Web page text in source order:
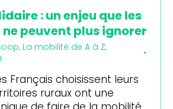
: un enjeu que les
peuvent plus ignorer
, La mobilité de A à Z,
Français choisissent leurs
ruraux ont une